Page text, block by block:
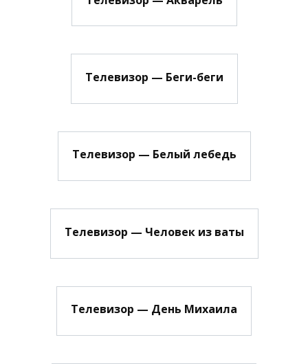
Телевизор — Беги-беги
Телевизор — Белый лебедь
Телевизор — Человек из ваты
Телевизор — День Михаила